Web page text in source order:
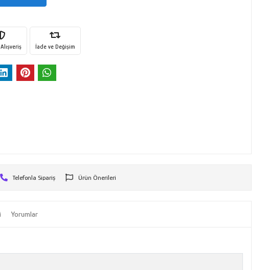
İade ve Değişim
Telefonla Sipariş Ürün Önerileri
Yorumlar